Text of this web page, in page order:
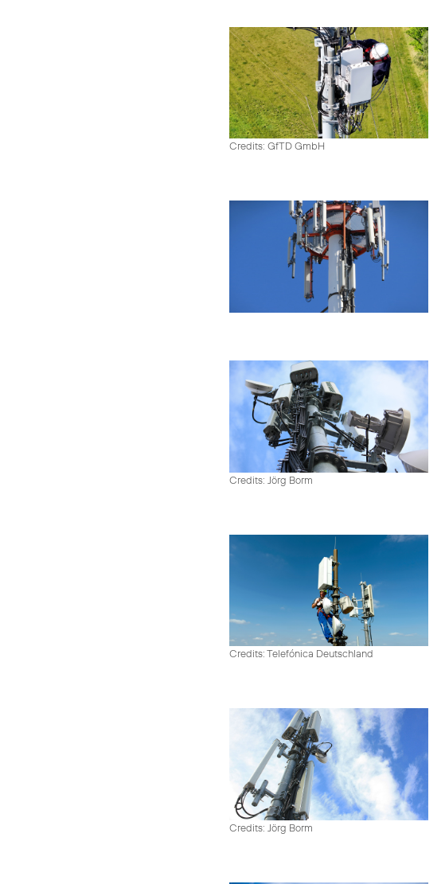
Credits: GfTD GmbH
Credits: Jörg Borm
Credits: Telefónica Deutschland
Credits: Jörg Borm